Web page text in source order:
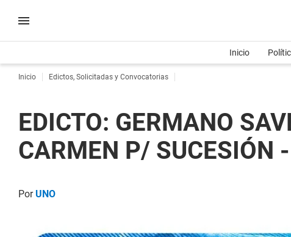
Inicio
Inicio Edictos, Solicitadas y Convocatorias
EDICTO: GERMANO
CARMEN P/ SUCESIÓN
PorUNO